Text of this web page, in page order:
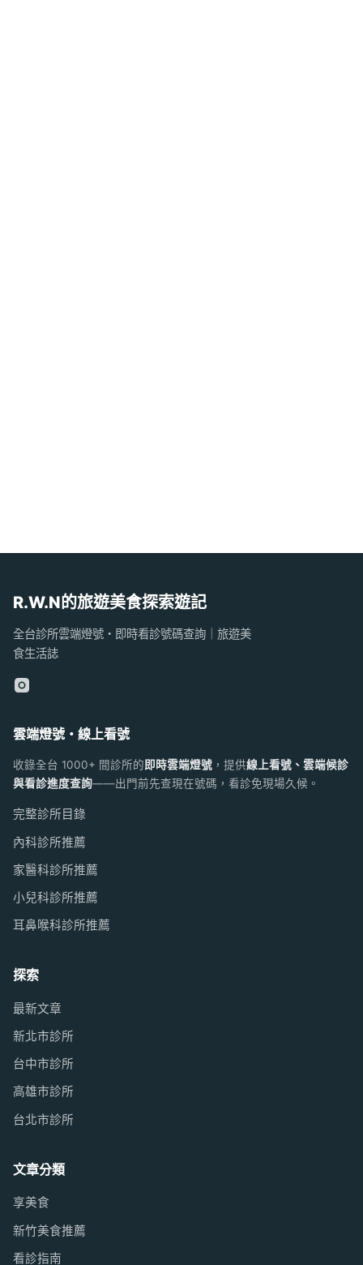
R.W.N的旅遊美食探索遊記
全台診所雲端燈號・即時看診號碼查詢｜旅遊美
食生活誌
雲端燈號・線上看號
收錄全台 1000+ 間診所的即時雲端燈號 ，提供線上看號、雲端候診
與看診進度查詢——出門前先查現在號碼，看診免現場久候。
完整診所目錄
內科診所推薦
家醫科診所推薦
小兒科診所推薦
耳鼻喉科診所推薦
探索
最新文章
新北市診所
台中市診所
高雄市診所
台北市診所
文章分類
享美食
新竹美食推薦
看診指南